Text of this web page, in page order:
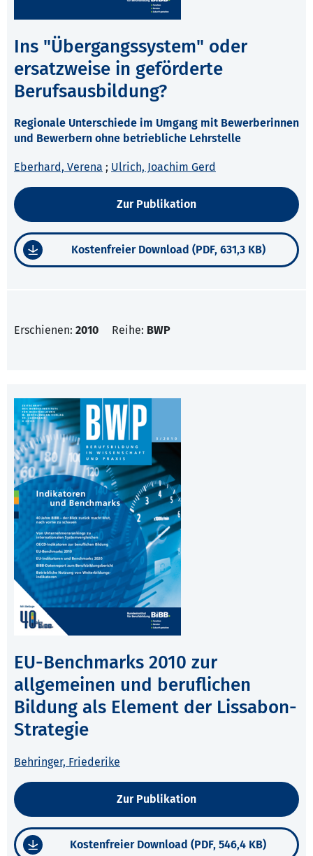
Ins "Übergangssystem" oder
ersatzweise in geförderte
Berufsausbildung?
Regionale Unterschiede im Umgang mit Bewerberinnen
und Bewerbern ohne betriebliche Lehrstelle
Eberhard, Verena ; Ulrich, Joachim Gerd
Zur Publikation
Kostenfreier Download (PDF, 631,3 KB)
Erschienen: 2010 Reihe: BWP
EU-Benchmarks 2010 zur
allgemeinen und beruflichen
Bildung als Element der Lissabon-
Strategie
Behringer, Friederike
Zur Publikation
Kostenfreier Download (PDF, 546,4 KB)